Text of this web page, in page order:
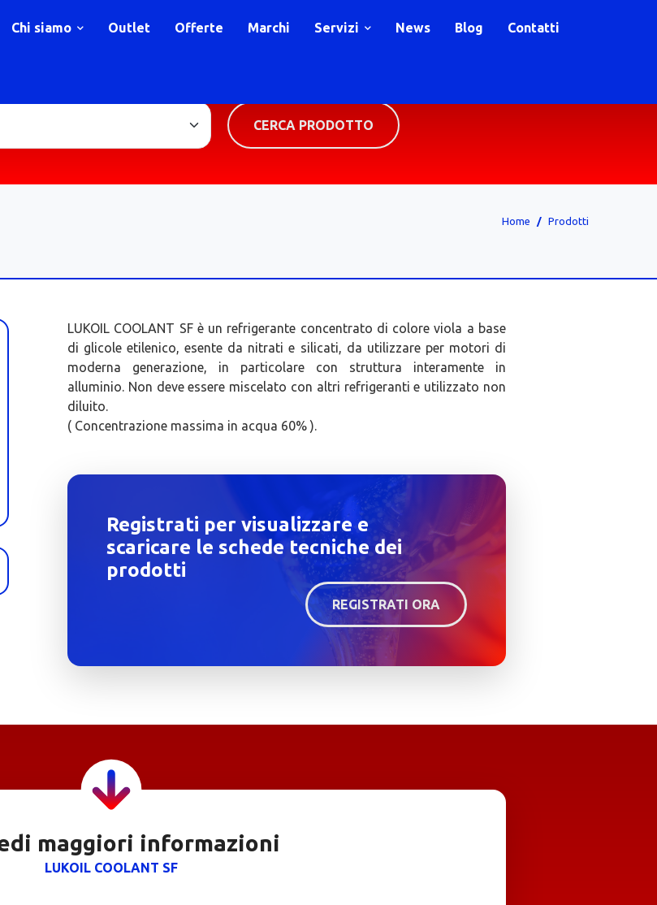
Chi siamo Outlet Offerte Marchi Servizi News Blog Contatti
CERCA PRODOTTO
Home Prodotti
LUKOIL COOLANT SF è un refrigerante concentrato di colore viola a base
di glicole etilenico, esente da nitrati e silicati, da utilizzare per motori di
moderna generazione, in particolare con struttura interamente in
alluminio. Non deve essere miscelato con altri refrigeranti e utilizzato non
diluito.
( Concentrazione massima in acqua 60% ).
Registrati per visualizzare e
scaricare le schede tecniche dei
prodotti
REGISTRATI ORA
maggiori informazioni
LUKOIL COOLANT SF